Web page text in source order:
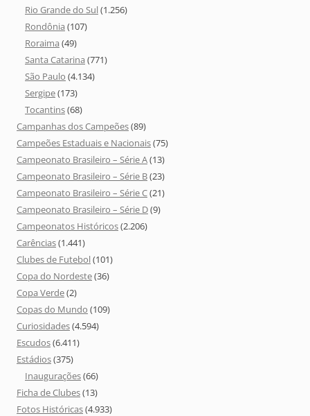
Rio Grande do Sul(1.256)
Rondônia (107)
Roraima (49)
Santa Catarina (771)
São Paulo (4.134)
Sergipe(173)
Tocantins(68)
Campanhas dos Campeões(89)
Campeões Estaduais e Nacionais(75)
Campeonato Brasileiro – Série A(13)
Campeonato Brasileiro – Série B(23)
Campeonato Brasileiro – Série C(21)
Campeonato Brasileiro – Série D(9)
Campeonatos Históricos(2.206)
Carências(1.441)
Clubes de Futebol(101)
Copa do Nordeste(36)
Copa Verde(2)
Copas do Mundo (109)
Curiosidades(4.594)
Escudos(6.411)
Estádios(375)
Inaugurações(66)
Ficha de Clubes(13)
Fotos Históricas(4.933)